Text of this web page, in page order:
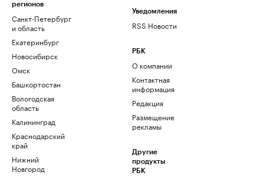
регионов
Санкт-Петербург
и область
Екатеринбург
Новосибирск
Омск
Башкортостан
Вологодская
область
Калининград
Краснодарский
край
Нижний
Новгород
Уведомления
RSS Новости
РБК
О компании
Контактная
информация
Редакция
Размещение
рекламы
Другие
продукты
РБК